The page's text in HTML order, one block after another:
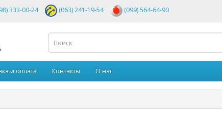
333-00-24 (063) 241-19-54 (099) 564-64-90
и оплата Контакты О нас